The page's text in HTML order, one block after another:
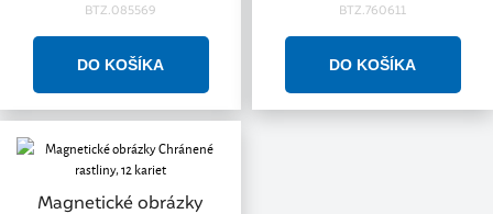
BTZ.085569 BTZ.760611
Magnetické obrázky